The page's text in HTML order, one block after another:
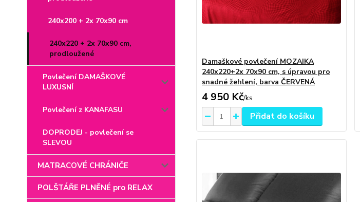
240x200 + 2x 70x90 cm
240x220 + 2x 70x90 cm,
prodloužené
Povlečení DAMAŠKOVÉ
LUXUSNÍ
Povlečení z KANAFASU
DOPRODEJ - povlečení se
SLEVOU
MATRACOVÉ CHRÁNIČE
POLŠTÁŘE PLNĚNÉ pro RELAX
Damaškové povlečení MOZAIKA
240x220+2x 70x90 cm, s úpravou pro
snadné žehlení, barva ČERVENÁ
4 950 Kč/ks
Přidat do košíku